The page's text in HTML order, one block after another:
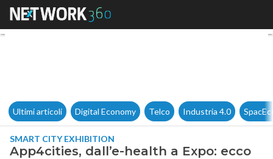
App4cities, dall’e-health a
Ultimi articoli Digital Economy Telco Industria 4.0
SMART CITY EXHIBITION
App4cities, dall’e-health a Expo: ecco